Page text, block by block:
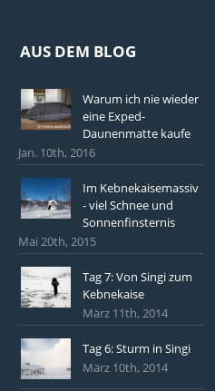
AUS DEM BLOG
Warum ich nie wieder
eine Exped-
Daunenmatte kaufe
Jan. 10th, 2016
Im Kebnekaisemassiv
- viel Schnee und
Sonnenfinsternis
Mai 20th, 2015
Tag 7: Von Singi zum
Kebnekaise
März 11th, 2014
Tag 6: Sturm in Singi
März 10th, 2014